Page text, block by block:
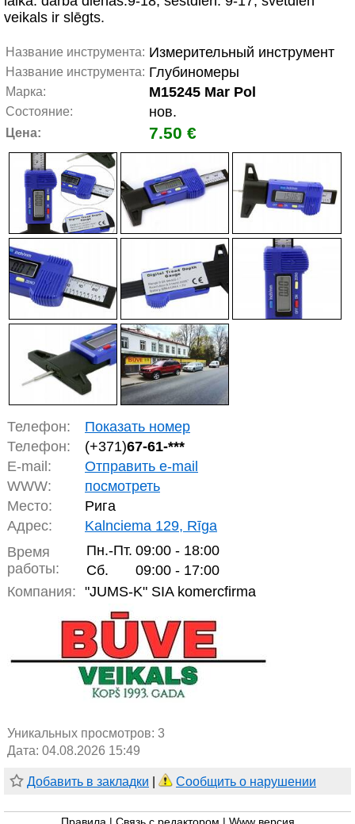
veikals ir slēgts.
Название инструмента: Измерительный инструмент
Название инструмента: Глубиномеры
Марка: M15245 Mar Pol
Состояние: нов.
Цена: 7.50 €
Телефон:
Показать номер
Телефон:
(+371)67-61-***
E-mail:
Отправить e-mail
WWW:
посмотреть
Место:
Рига
Адрес:
Kalnciema 129, Rīga
Время
работы:
Пн.-Пт. 09:00 - 18:00
Сб.
09:00 - 17:00
Компания: "JUMS-K" SIA komercfirma
Уникальных просмотров: 3
Дата: 04.08.2026 15:49
Добавить в закладки Сообщить о нарушении